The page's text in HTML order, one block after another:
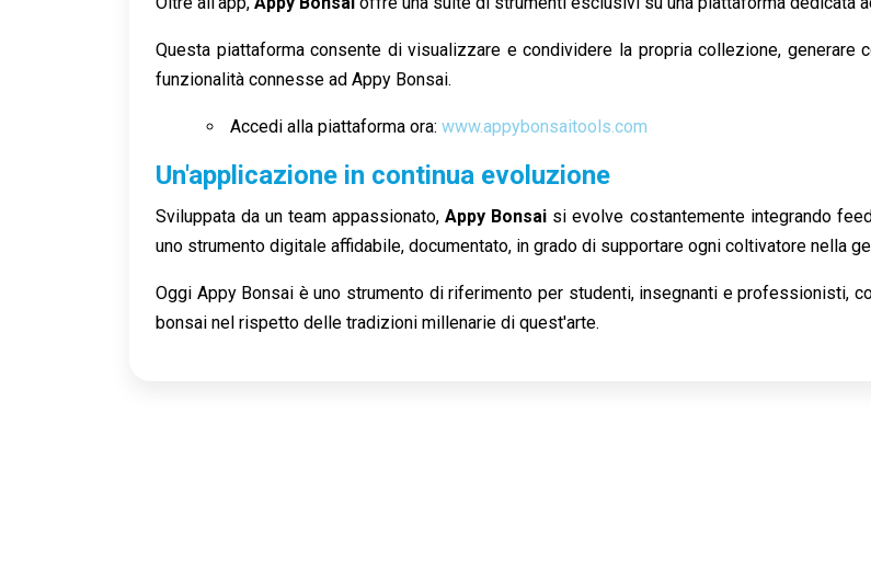
Questa piattaforma consente di visualizzare e condividere la propria collezione, generare
funzionalità connesse ad Appy Bonsai.
Accedi alla piattaforma ora: www.appybonsaitools.com
Un'applicazione in continua evoluzione
Sviluppata da un team appassionato,Appy Bonsai si evolve costantemente integrando
uno strumento digitale affidabile, documentato, in grado di supportare ogni coltivatore nella
Oggi Appy Bonsai è uno strumento di riferimento per studenti, insegnanti e professionisti,
bonsai nel rispetto delle tradizioni millenarie di quest'arte.